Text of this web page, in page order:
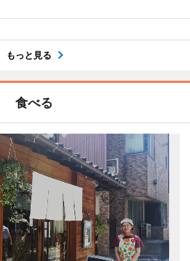
もっと見る
食べる